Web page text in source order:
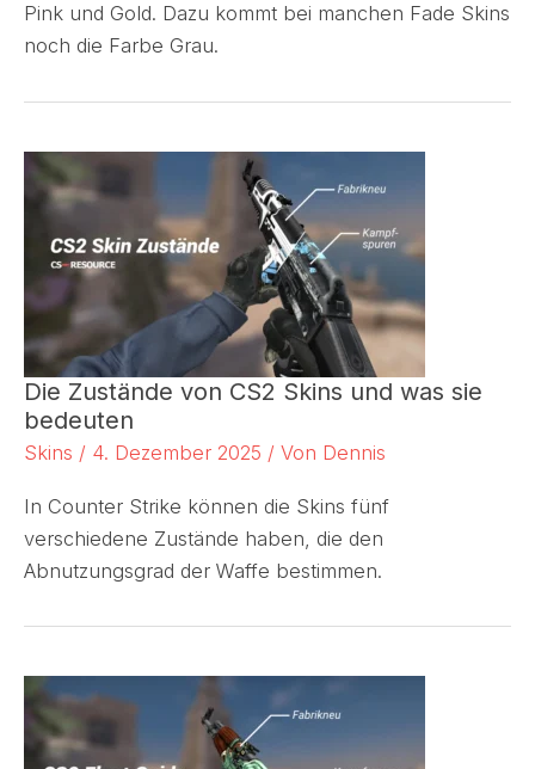
Pink und Gold. Dazu kommt bei manchen Fade Skins
noch die Farbe Grau.
Die Zustände von CS2 Skins und was sie
bedeuten
Skins / 4. Dezember 2025 / Von Dennis
In Counter Strike können die Skins fünf
verschiedene Zustände haben, die den
Abnutzungsgrad der Waffe bestimmen.